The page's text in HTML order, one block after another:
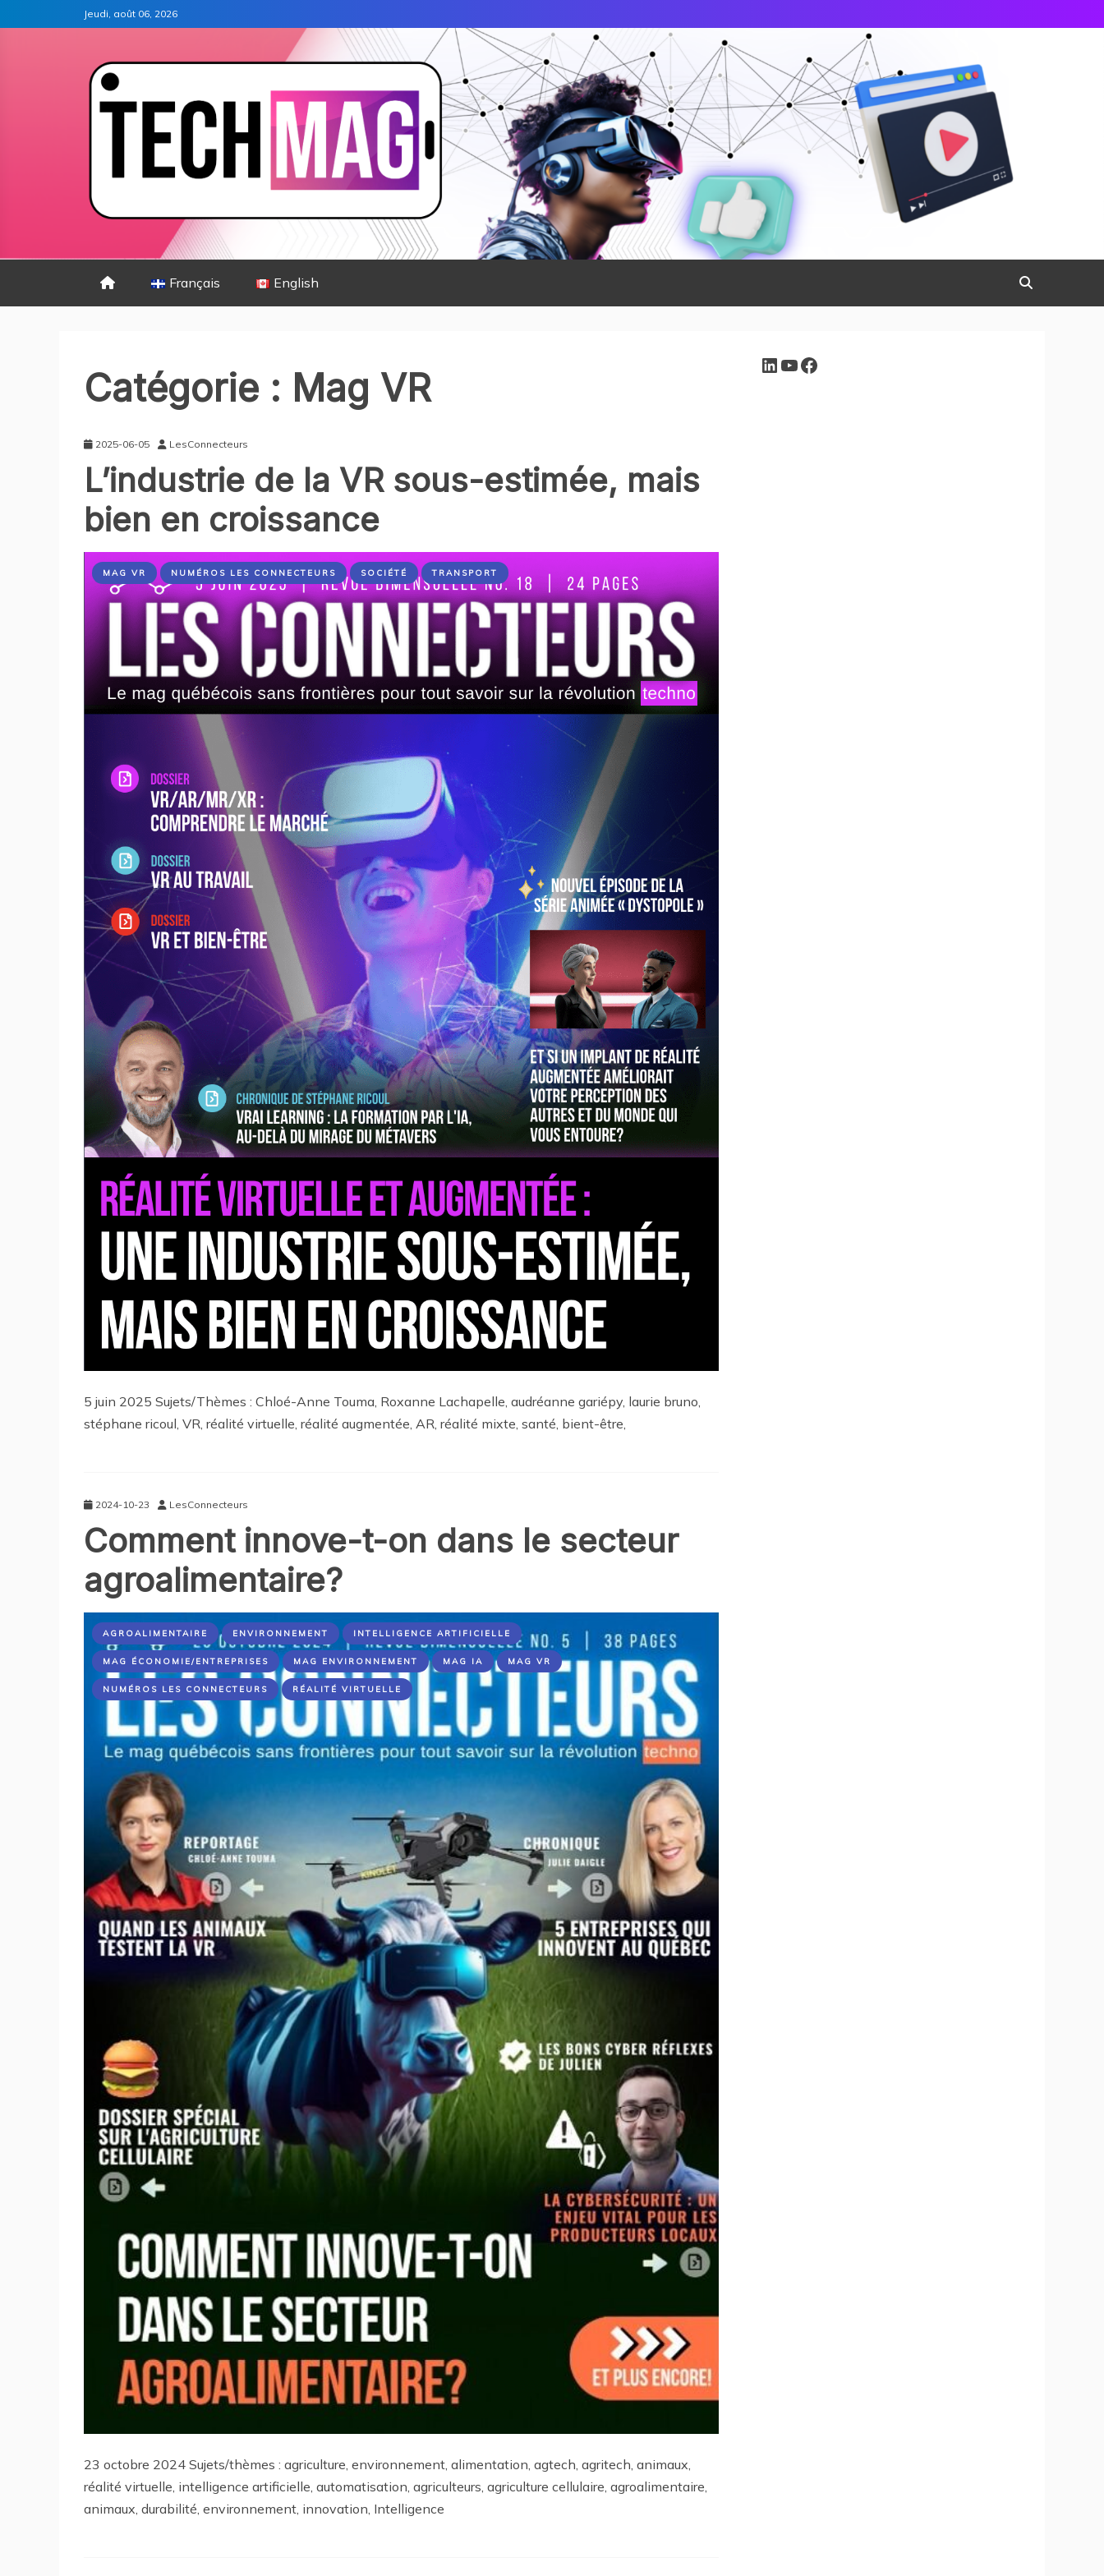
Jeudi, août 06, 2026
Français English
Catégorie : Mag VR
2025-06-05 LesConnecteurs
L’industrie de la VR sous-estimée, mais
bien en croissance
MAG VR NUMÉROS LES CONNECTEURS SOCIÉTÉ TRANSPORT
5 juin 2025 Sujets/Thèmes : Chloé-Anne Touma, Roxanne Lachapelle, audréanne gariépy, laurie bruno,
stéphane ricoul, VR, réalité virtuelle, réalité augmentée, AR, réalité mixte, santé, bient-être,
2024-10-23 LesConnecteurs
Comment innove-t-on dans le secteur
agroalimentaire?
AGROALIMENTAIRE ENVIRONNEMENT INTELLIGENCE ARTIFICIELLE
MAG ÉCONOMIE/ENTREPRISES MAG ENVIRONNEMENT MAG IA MAG VR
NUMÉROS LES CONNECTEURS RÉALITÉ VIRTUELLE
23 octobre 2024 Sujets/thèmes : agriculture, environnement, alimentation, agtech, agritech, animaux,
réalité virtuelle, intelligence artificielle, automatisation, agriculteurs, agriculture cellulaire, agroalimentaire,
animaux, durabilité, environnement, innovation, Intelligence